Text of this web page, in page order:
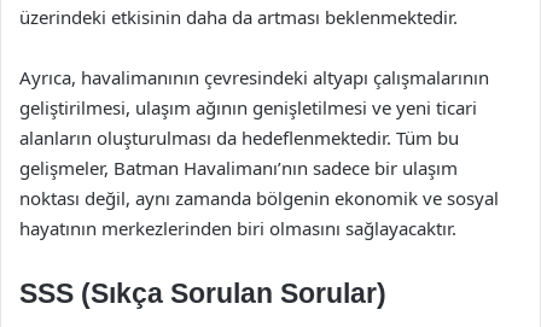
üzerindeki etkisinin daha da artması beklenmektedir.
Ayrıca, havalimanının çevresindeki altyapı çalışmalarının
geliştirilmesi, ulaşım ağının genişletilmesi ve yeni ticari
alanların oluşturulması da hedeflenmektedir. Tüm bu
gelişmeler, Batman Havalimanı’nın sadece bir ulaşım
noktası değil, aynı zamanda bölgenin ekonomik ve sosyal
hayatının merkezlerinden biri olmasını sağlayacaktır.
SSS (Sıkça Sorulan Sorular)